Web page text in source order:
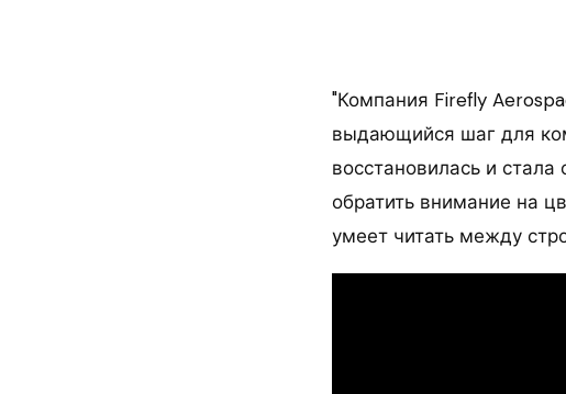
"Компания Firefly
выдающийся шаг для
восстановилась и
обратить внимание на
умеет читать между